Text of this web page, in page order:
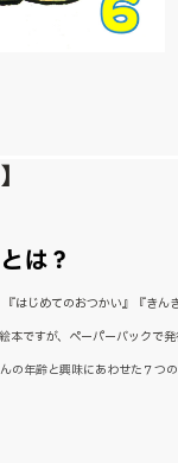
は？
はじめてのおつかい』『きん
ですが、ペーパーバックで
年齢と興味にあわせた７つの